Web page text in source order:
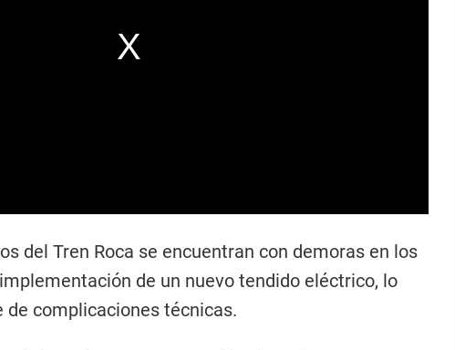
del Tren Roca se encuentran con demoras en los
de un nuevo tendido eléctrico, lo
de complicaciones técnicas.